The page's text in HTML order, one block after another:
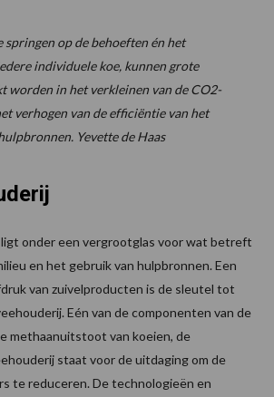
op de behoeften én het
individuele koe, kunnen grote
worden in het verkleinen van de CO2-
verhogen van de efficiëntie van het
Yevette de Haas
onder een vergrootglas voor wat betreft
en het gebruik van hulpbronnen. Een
van zuivelproducten is de sleutel tot
Eén van de componenten van de
methaanuitstoot van koeien, de
staat voor de uitdaging om de
te reduceren. De technologieën en